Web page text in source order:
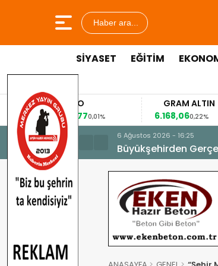
Haber ara...
SİYASET EĞİTİM
EURO
53,8477
0,01%
GRAM ALTIN
6.168,06
0,22%
6 Ağustos 2026 - 16:25
Büyükşehirden